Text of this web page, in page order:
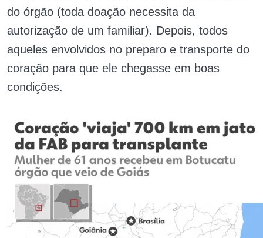
do órgão (toda doação necessita da
autorização de um familiar). Depois, todos
aqueles envolvidos no preparo e transporte do
coração para que ele chegasse em boas
condições.